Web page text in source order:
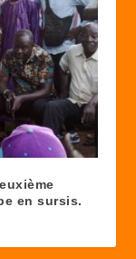
en sursis.